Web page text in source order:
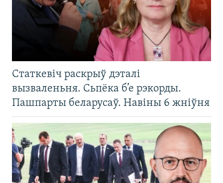
Статкевіч раскрыў дэталі
вызваленьня. Сьпёка б’е рэкорды.
Пашпарты беларусаў. Навіны 6 жніўня